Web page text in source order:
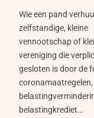
Wie een pand
zelfstandige, kleine
vennootschap of
vereniging die
gesloten is door de
coronamaatregelen,
belastingkrediet…